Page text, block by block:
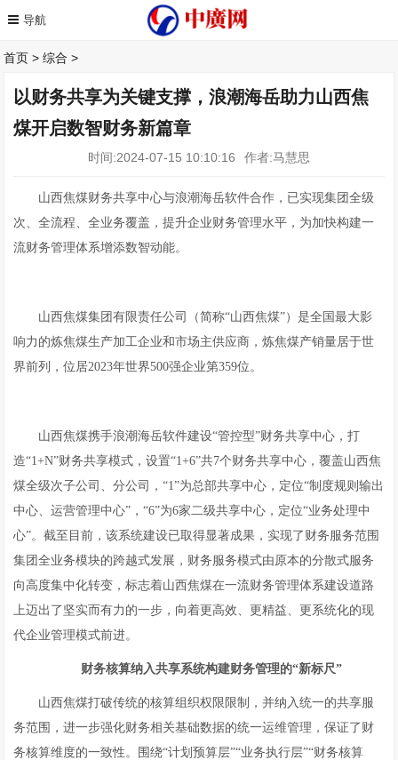
首页 >综合 >
以财务共享为关键支撑，浪潮海岳助力山西焦
煤开启数智财务新篇章
时间:2024-07-15 10:10:16 作者:马慧思
山西焦煤财务共享中心与浪潮海岳软件合作，已实现集团全级
次、全流程、全业务覆盖，提升企业财务管理水平，为加快构建一
流财务管理体系增添数智动能。
山西焦煤集团有限责任公司（简称“山西焦煤”）是全国最大影
响力的炼焦煤生产加工企业和市场主供应商，炼焦煤产销量居于世
界前列，位居2023年世界500强企业第359位。
山西焦煤携手浪潮海岳软件建设“管控型”财务共享中心，打
造“1+N”财务共享模式，设置“1+6”共7个财务共享中心，覆盖山西焦
煤全级次子公司、分公司，“1”为总部共享中心，定位“制度规则输出
中心、运营管理中心”，“6”为6家二级共享中心，定位“业务处理中
心”。截至目前，该系统建设已取得显著成果，实现了财务服务范围
集团全业务模块的跨越式发展，财务服务模式由原本的分散式服务
向高度集中化转变，标志着山西焦煤在一流财务管理体系建设道路
上迈出了坚实而有力的一步，向着更高效、更精益、更系统化的现
代企业管理模式前进。
财务核算纳入共享系统构建财务管理的“新标尺”
山西焦煤打破传统的核算组织权限限制，并纳入统一的共享服
务范围，进一步强化财务相关基础数据的统一运维管理，保证了财
务核算维度的一致性。围绕“计划预算层”“业务执行层”“财务核算